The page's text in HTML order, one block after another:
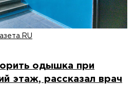
одышка при
этаж, рассказал врач